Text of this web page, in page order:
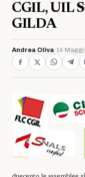
CGIL, UIL
GILDA
Andrea Oliva·14